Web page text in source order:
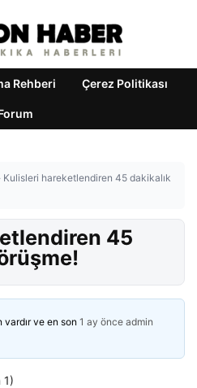
Rehberi Çerez Politikası
Kulisleri hareketlendiren 45 dakikalık
45
ve en son 1 ay önce admin
1)